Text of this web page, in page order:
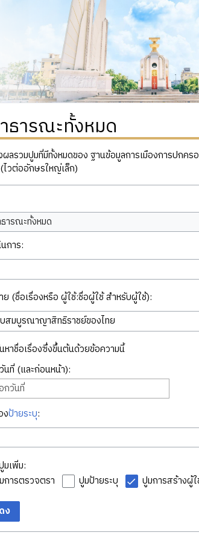
ธารณะทั้งหมด
ลรวมปูมที่มีทั้งหมดของ ฐานข้อมูลการเมืองการปกค
วต่ออักษรใหญ่เล็ก)
ารณะทั้งหมด
การ:
ย (ชื่อเรื่องหรือ ผู้ใช้:ชื่อผู้ใช้ สำหรับผู้ใช้):
หาชื่อเรื่องซึ่งขึ้นต้นด้วยข้อความนี้
ที่ (และก่อนหน้า):
กวันที่
งป้ายระบุ:
เพิ่ม:
การตรวจตรา
ปูมป้ายระบุ ปูมการสร้างผู้ใ
ง